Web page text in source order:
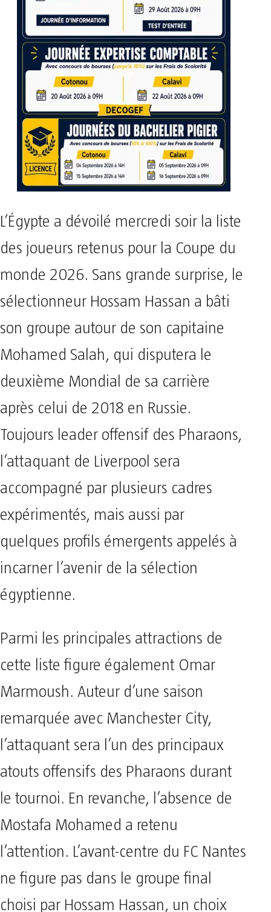
L’Égypte a dévoilé mercredi soir la liste
des joueurs retenus pour la Coupe du
monde 2026. Sans grande surprise, le
sélectionneur Hossam Hassan a bâti
son groupe autour de son capitaine
Mohamed Salah, qui disputera le
deuxième Mondial de sa carrière
après celui de 2018 en Russie.
Toujours leader offensif des Pharaons,
l’attaquant de Liverpool sera
accompagné par plusieurs cadres
expérimentés, mais aussi par
quelques profils émergents appelés à
incarner l’avenir de la sélection
égyptienne.
Parmi les principales attractions de
cette liste figure également Omar
Marmoush. Auteur d’une saison
remarquée avec Manchester City,
l’attaquant sera l’un des principaux
atouts offensifs des Pharaons durant
le tournoi. En revanche, l’absence de
Mostafa Mohamed a retenu
l’attention. L’avant-centre du FC Nantes
ne figure pas dans le groupe final
choisi par Hossam Hassan, un choix